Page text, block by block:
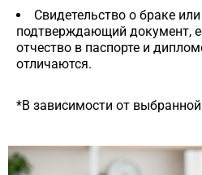
Свидетельство о браке
подтверждающий документ,
отчество в паспорте и
отличаются.
*В зависимости от